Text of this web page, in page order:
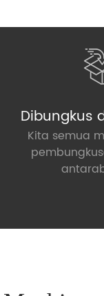
Dibungkus
Kita semua